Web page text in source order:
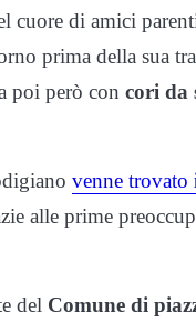
cuore di amici
prima della sua
poi però con cori da
venne trovato
alle prime
del Comune di